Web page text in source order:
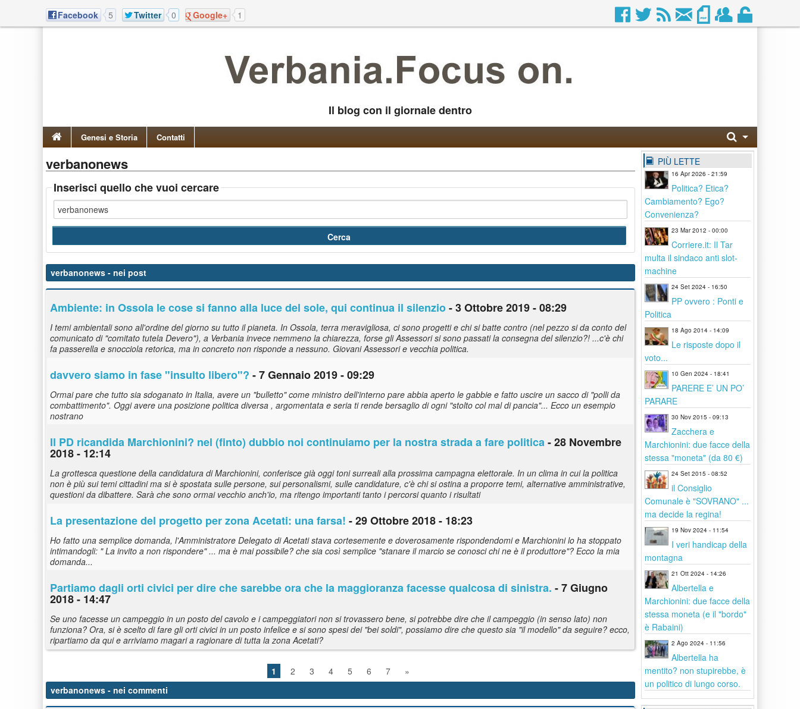
Facebook 5 Twitter 0 Google+ 1
Il blog con il giornale dentro
Genesi e Storia Contatti
verbanonews
Inserisci quello che vuoi cercare
verbanonews - nei post
Ambiente: in Ossola le cose si fanno alla luce del sole, qui continua il silenzio- 3 Ottobre 2019 - 08:29
I temi ambientali sono all'ordine del giorno su tutto il pianeta. In Ossola, terra meravigliosa, ci sono progetti e chi si batte contro (nel pezzo si da conto del
comunicato di "comitato tutela Devero"), a Verbania invece nemmeno la chiarezza, forse gli Assessori si sono passati la consegna del silenzio?! ...c'è chi
fa passerella e snocciola retorica, ma in concreto non risponde a nessuno. Giovani Assessori e vecchia politica.
davvero siamo in fase "insulto libero"? - 7 Gennaio 2019 - 09:29
Ormai pare che tutto sia sdoganato in Italia, avere un "bulletto" come ministro dell'interno pare abbia aperto le gabbie e fatto uscire un sacco di "polli da
combattimento". Oggi avere una posizione politica diversa , argomentata e seria ti rende bersaglio di ogni "stolto col mal di pancia"... Ecco un esempio
nostrano
Il PD ricandida Marchionini? nel (finto) dubbio noi continuiamo per la nostra strada a fare politica- 28 Novembre
2018 - 12:14
La grottesca questione della candidatura di Marchionini, conferisce già oggi toni surreali alla prossima campagna elettorale. In un clima in cui la politica
non è più sui temi cittadini ma si è spostata sulle persone, sui personalismi, sulle candidature, c'è chi si ostina a proporre temi, alternative amministrative,
questioni da dibattere. Sarà che sono ormai vecchio anch'io, ma ritengo importanti tanto i percorsi quanto i risultati
La presentazione del progetto per zona Acetati: una farsa! - 29 Ottobre 2018 - 18:23
Ho fatto una semplice domanda, l'Amministratore Delegato di Acetati stava cortesemente e doverosamente rispondendomi e Marchionini lo ha stoppato
intimandogli: " La invito a non rispondere" ... ma è mai possibile? che sia così semplice "stanare il marcio se conosci chi ne è il produttore"? Ecco la mia
domanda...
Partiamo dagli orti civici per dire che sarebbe ora che la maggioranza facesse qualcosa di sinistra. - 7 Giugno
2018 - 14:47
Se uno facesse un campeggio in un posto del cavolo e i campeggiatori non si trovassero bene, si potrebbe dire che il campeggio (in senso lato) non
funziona? Ora, si è scelto di fare gli orti civici in un posto infelice e si sono spesi dei "bei soldi", possiamo dire che questo sia "il modello" da seguire? ecco,
ripartiamo da qui e arriviamo magari a ragionare di tutta la zona Acetati?
1 2 3 4 5 6 7
»
verbanonews - nei commenti
PIÙ LETTE
16 Apr 2026 - 21:59
Politica? Etica?
Cambiamento? Ego?
Convenienza?
23 Mar 2012 - 00:00
Corriere.it: Il Tar
multa il sindaco anti slot-
machine
24 Set 2024 - 16:50
PP ovvero : Ponti e
Politica
18 Ago 2014 - 14:09
Le risposte dopo il
voto...
10 Gen 2024 - 18:41
PARERE E’ UN PO’
PARARE
30 Nov 2015 - 09:13
Zacchera e
Marchionini: due facce della
stessa "moneta" (da 80 €)
24 Set 2015 - 08:52
il Consiglio
Comunale è "SOVRANO" ...
ma decide la regina!
19 Nov 2024 - 11:54
I veri handicap della
montagna
21 Ott 2024 - 14:26
Albertella e
Marchionini: due facce della
stessa moneta (e il "bordo"
è Rabaini)
2 Ago 2024 - 11:56
Albertella ha
mentito? non stupirebbe, è
un politico di lungo corso.